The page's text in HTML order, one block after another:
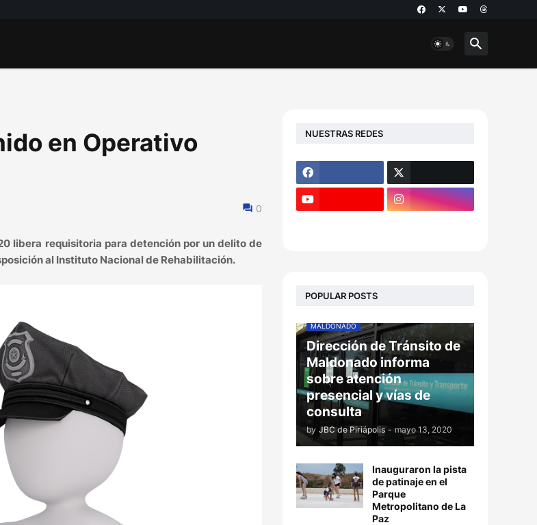
en Operativo
0
libera requisitoria para detención por un delito de
al Instituto Nacional de Rehabilitación.
NUESTRAS REDES
POPULAR POSTS
MALDONADO
Dirección de Tránsito de
Maldonado informa
sobre atención
presencial y vías de
consulta
by JBC de Piriápolis - mayo 13, 2020
Inauguraron la pista
de patinaje en el
Parque
Metropolitano de La
Paz